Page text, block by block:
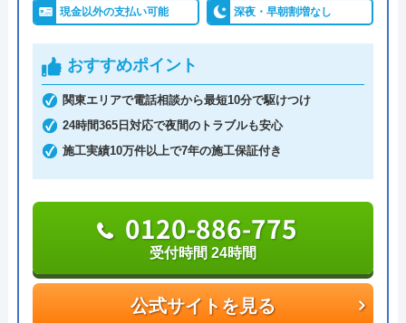
ページは完全に誇大広告です。
Googleクチコミを見る
「Webを見た」と申告すると、Web割で20%割引に
なります。
支払い方法にコンビニ後払いも選べるので、急な出
費で手持ちがなくても修理が可能です。他にも、ク
レジットカード払いや楽天ペイも利用でき、都合の
公式サイトを見る
0120-742-190
現金以外の支払い可能 深夜・早朝割増なし
おすすめポイント
関東エリアで電話相談から最短10分で駆けつけ
24時間365日対応で夜間のトラブルも安心
施工実績10万件以上で7年の施工保証付き
公式サイトを見る
0120-886-775
受付時間 24時間